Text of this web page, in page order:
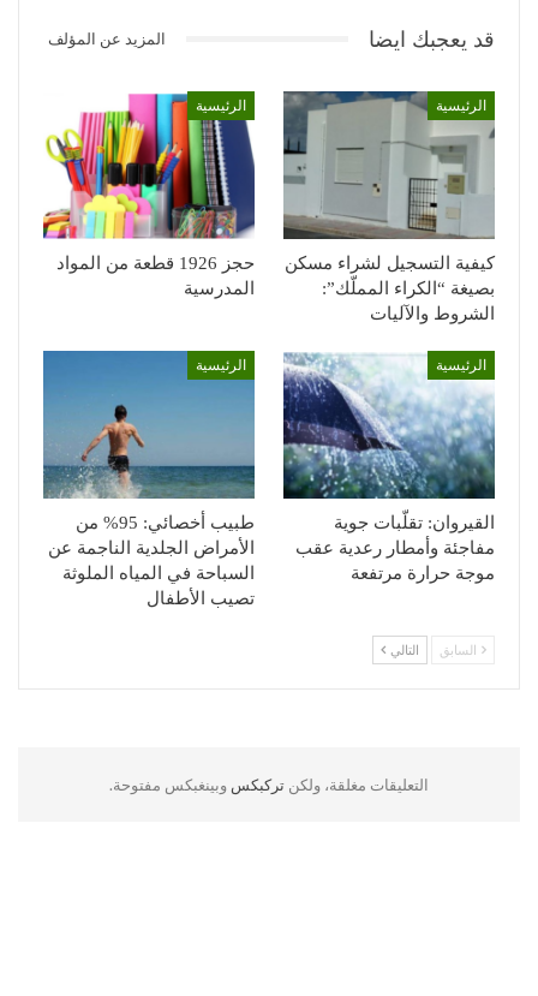
قد يعجبك ايضا المزيد عن المؤلف
الرئيسية
كيفية التسجيل لشراء مسكن
بصيغة “الكراء المملّك”:
الشروط والآليات
الرئيسية
حجز 1926 قطعة من المواد
المدرسية
الرئيسية
القيروان: تقلّبات جوية
مفاجئة وأمطار رعدية عقب
موجة حرارة مرتفعة
الرئيسية
طبيب أخصائي: 95% من
الأمراض الجلدية الناجمة عن
السباحة في المياه الملوثة
تصيب الأطفال
السابق التالي
التعليقات مغلقة، ولكن تركبكس وبينغبكس مفتوحة.